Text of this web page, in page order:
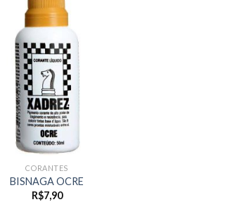
CORANTES
BISNAGA OCRE
R$7,90